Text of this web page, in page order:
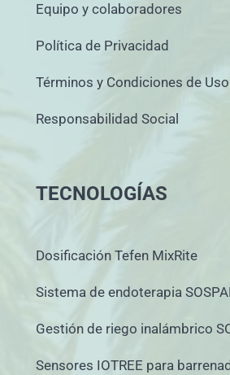
Equipo y colaboradores
Política de Privacidad
Términos y Condiciones de Uso
Responsabilidad Social
TECNOLOGÍAS
Dosificación Tefen MixRite
Sistema de endoterapia
Gestión de riego inalámbrico
Sensores IOTREE para